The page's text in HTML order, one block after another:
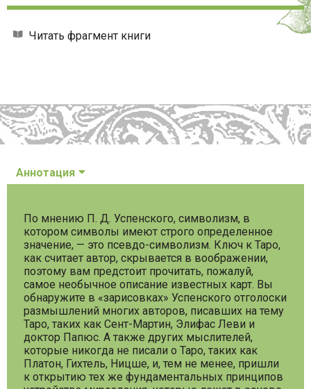
Читать фрагмент книги
Аннотация
По мнению П. Д. Успенского, символизм, в
котором символы имеют строго определенное
значение, — это псевдо-символизм. Ключ к Таро,
как считает автор, скрывается в воображении,
поэтому вам предстоит прочитать, пожалуй,
самое необычное описание известных карт. Вы
обнаружите в «зарисовках» Успенского отголоски
размышлений многих авторов, писавших на тему
Таро, таких как Сент-Мартин, Элифас Леви и
доктор Папюс. А также других мыслителей,
которые никогда не писали о Таро, таких как
Платон, Гихтель, Ницше, и, тем не менее, пришли
к открытию тех же фундаментальных принципов